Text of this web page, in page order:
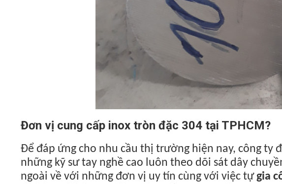
Đơn vị cung cấp inox tròn đặc 304 tại TPHCM?
Để đáp ứng cho nhu cầu thị trường hiện nay, công ty
những kỹ sư tay nghề cao luôn theo dõi sát dây
ngoài về với những đơn vị uy tín cùng với việc tựgia